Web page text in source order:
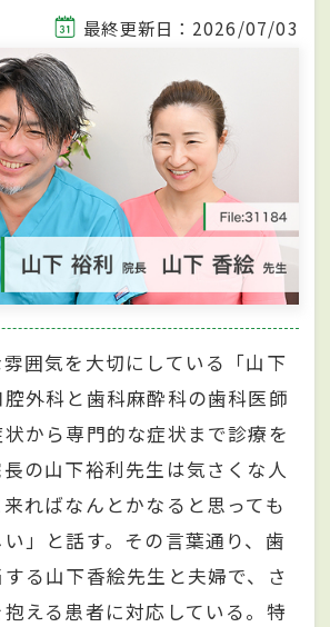
最終更新日：2026/07/03
囲気を大切にしている「山下
外科と歯科麻酔科の歯科医師
から専門的な症状まで診療を
の山下裕利先生は気さくな人
ればなんとかなると思っても
」と話す。その言葉通り、歯
る山下香絵先生と夫婦で、さ
える患者に対応している。特